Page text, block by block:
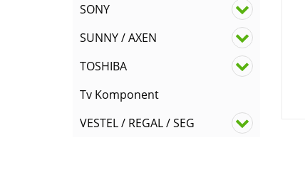
SONY
SUNNY / AXEN
TOSHIBA
Tv Komponent
VESTEL / REGAL / SEG